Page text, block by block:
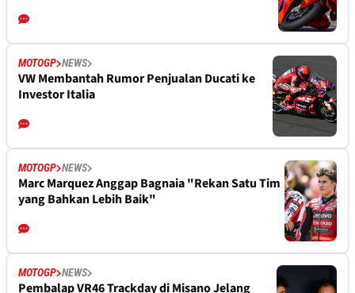
MOTOGP NEWS
VW Membantah Rumor Penjualan Ducati ke
Investor Italia
MOTOGP NEWS
Marc Marquez Anggap Bagnaia "Rekan Satu Tim
yang Bahkan Lebih Baik"
MOTOGP NEWS
Pembalap VR46 Trackday di Misano Jelang